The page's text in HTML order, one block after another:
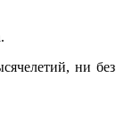
ни без